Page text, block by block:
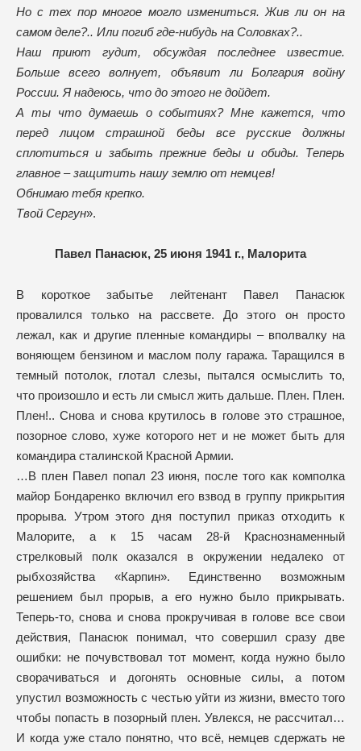
Но с тех пор многое могло измениться. Жив ли он на
самом деле?.. Или погиб где-нибудь на Соловках?..
Наш приют гудит, обсуждая последнее известие.
Больше всего волнует, объявит ли Болгария войну
России. Я надеюсь, что до этого не дойдет.
А ты что думаешь о событиях? Мне кажется, что
перед лицом страшной беды все русские должны
сплотиться и забыть прежние беды и обиды. Теперь
главное – защитить нашу землю от немцев!
Обнимаю тебя крепко.
Твой Сергун».
Павел Панасюк, 25 июня 1941 г., Малорита
В короткое забытье лейтенант Павел Панасюк
провалился только на рассвете. До этого он просто
лежал, как и другие пленные командиры – вполвалку на
воняющем бензином и маслом полу гаража. Таращился в
темный потолок, глотал слезы, пытался осмыслить то,
что произошло и есть ли смысл жить дальше. Плен. Плен.
Плен!.. Снова и снова крутилось в голове это страшное,
позорное слово, хуже которого нет и не может быть для
командира сталинской Красной Армии.
…В плен Павел попал 23 июня, после того как комполка
майор Бондаренко включил его взвод в группу прикрытия
прорыва. Утром этого дня поступил приказ отходить к
Малорите, а к 15 часам 28-й Краснознаменный
стрелковый полк оказался в окружении недалеко от
рыбхозяйства «Карпин». Единственно возможным
решением был прорыв, а его нужно было прикрывать.
Теперь-то, снова и снова прокручивая в голове все свои
действия, Панасюк понимал, что совершил сразу две
ошибки: не почувствовал тот момент, когда нужно было
сворачиваться и догонять основные силы, а потом
упустил возможность с честью уйти из жизни, вместо того
чтобы попасть в позорный плен. Увлекся, не рассчитал…
И когда уже стало понятно, что всё, немцев сдержать не